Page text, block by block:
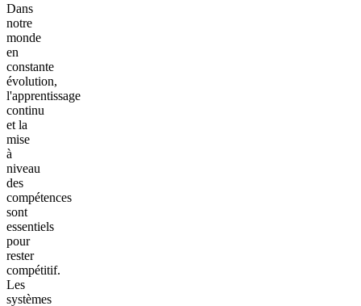
Dans
notre
monde
en
constante
évolution,
l'apprentissage
continu
et la
mise
à
niveau
des
compétences
sont
essentiels
pour
rester
compétitif.
Les
systèmes